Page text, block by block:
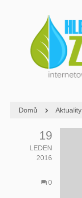
Domů Aktuality
19
LEDEN
2016
0